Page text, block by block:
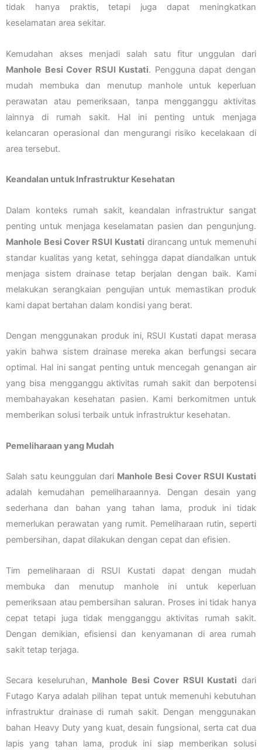
tidak hanya praktis, tetapi juga dapat meningkatkan
keselamatan area sekitar.
Kemudahan akses menjadi salah satu fitur unggulan dari
Manhole Besi Cover RSUI Kustati. Pengguna dapat dengan
mudah membuka dan menutup manhole untuk keperluan
perawatan atau pemeriksaan, tanpa mengganggu aktivitas
lainnya di rumah sakit. Hal ini penting untuk menjaga
kelancaran operasional dan mengurangi risiko kecelakaan di
area tersebut.
Keandalan untuk Infrastruktur Kesehatan
Dalam konteks rumah sakit, keandalan infrastruktur sangat
penting untuk menjaga keselamatan pasien dan pengunjung.
Manhole Besi Cover RSUI Kustati dirancang untuk memenuhi
standar kualitas yang ketat, sehingga dapat diandalkan untuk
menjaga sistem drainase tetap berjalan dengan baik. Kami
melakukan serangkaian pengujian untuk memastikan produk
kami dapat bertahan dalam kondisi yang berat.
Dengan menggunakan produk ini, RSUI Kustati dapat merasa
yakin bahwa sistem drainase mereka akan berfungsi secara
optimal. Hal ini sangat penting untuk mencegah genangan air
yang bisa mengganggu aktivitas rumah sakit dan berpotensi
membahayakan kesehatan pasien. Kami berkomitmen untuk
memberikan solusi terbaik untuk infrastruktur kesehatan.
Pemeliharaan yang Mudah
Salah satu keunggulan dari Manhole Besi Cover RSUI Kustati
adalah kemudahan pemeliharaannya. Dengan desain yang
sederhana dan bahan yang tahan lama, produk ini tidak
memerlukan perawatan yang rumit. Pemeliharaan rutin, seperti
pembersihan, dapat dilakukan dengan cepat dan efisien.
Tim pemeliharaan di RSUI Kustati dapat dengan mudah
membuka dan menutup manhole ini untuk keperluan
pemeriksaan atau pembersihan saluran. Proses ini tidak hanya
cepat tetapi juga tidak mengganggu aktivitas rumah sakit.
Dengan demikian, efisiensi dan kenyamanan di area rumah
sakit tetap terjaga.
Secara keseluruhan, Manhole Besi Cover RSUI Kustati dari
Futago Karya adalah pilihan tepat untuk memenuhi kebutuhan
infrastruktur drainase di rumah sakit. Dengan menggunakan
bahan Heavy Duty yang kuat, desain fungsional, serta cat dua
lapis yang tahan lama, produk ini siap memberikan solusi